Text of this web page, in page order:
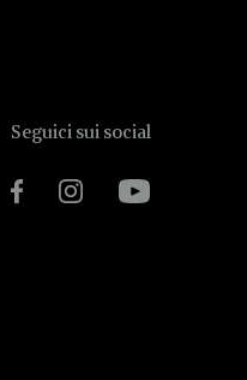
Seguici sui social
FacebookInstagram